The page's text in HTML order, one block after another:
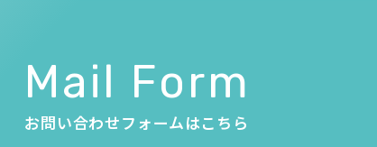
Mail Form
お問い合わせフォームはこちら